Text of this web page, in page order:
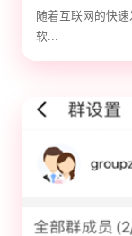
选！
随着互联网的快
软...